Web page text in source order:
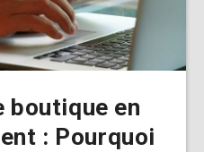
boutique en
: Pourquoi